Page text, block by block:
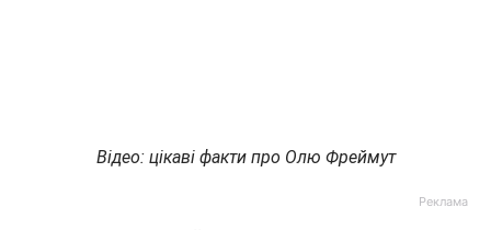
Відео: цікаві факти про Олю Фреймут